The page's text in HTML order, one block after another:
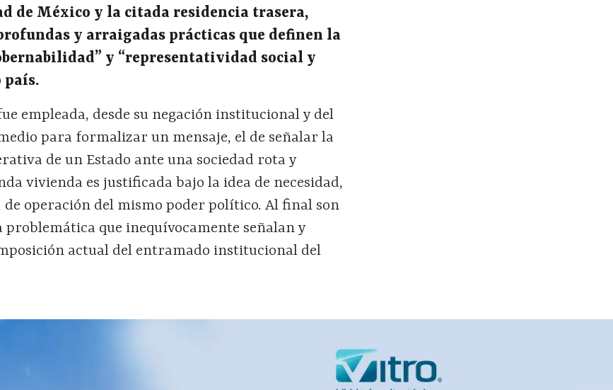
de México y la citada residencia trasera,
y arraigadas prácticas que definen la
” y “representatividad social y
país.
empleada, desde su negación institucional y del
para formalizar un mensaje, el de señalar la
de un Estado ante una sociedad rota y
vivienda es justificada bajo la idea de necesidad,
de operación del mismo poder político. Al final son
que inequívocamente señalan y
actual del entramado institucional del